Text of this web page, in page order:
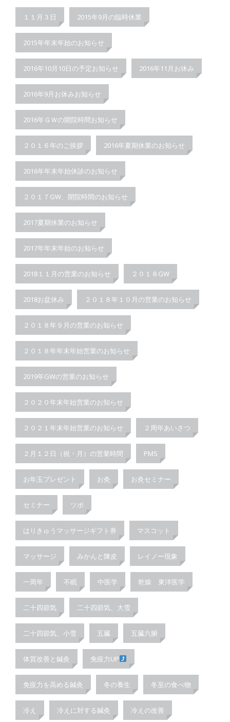
１１月３日 2015年9月の臨時休業
2015年年末年始のお知らせ
2016年10月10日の予定お知らせ 2016年11月お休み
2016年9月お休みお知らせ
2016年ＧＷの開院時間お知らせ
２０１６年のご挨拶 2016年夏期休業のお知らせ
2016年年末年始休診のお知らせ
２０１７GW、開院時間のお知らせ
2017夏期休業のお知らせ
2017年年末年始のお知らせ
2018１１月の営業のお知らせ ２０１８GW
2018お盆休み ２０１８年１０月の営業のお知らせ
２０１８年９月の営業のお知らせ
２０１８年年末年始営業のお知らせ
2019年GWの営業のお知らせ
２０２０年末年始営業のお知らせ
２０２１年末年始営業のお知らせ ２周年あいさつ
２月１２日（祝・月）の営業時間 PMS
お年玉プレゼント お灸 お灸セミナー
セミナー ツボ
はりきゅうマッサージギフト券 マスコット
マッサージ みかんと陳皮 レイノー現象
一周年 不眠 中医学 乾燥 東洋医学
二十四節気 二十四節気、大雪
二十四節気、小雪 五臓 五臓六腑
体質改善と鍼灸 免疫力UP
免疫力を高める鍼灸 冬の養生 冬至の食べ物
冷え 冷えに対する鍼灸 冷えの改善